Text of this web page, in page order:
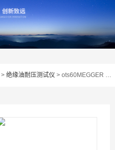
> 绝缘油耐压测试仪 > ots60MEGGER OTS60AF实验室绝缘油耐压测试仪